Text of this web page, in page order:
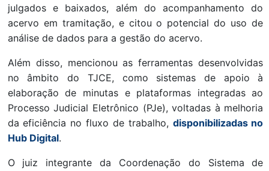
julgados e baixados, além do acompanhamento do
acervo em tramitação, e citou o potencial do uso de
análise de dados para a gestão do acervo.
Além disso, mencionou as ferramentas desenvolvidas
no âmbito do TJCE, como sistemas de apoio à
elaboração de minutas e plataformas integradas ao
Processo Judicial Eletrônico (PJe), voltadas à melhoria
da eficiência no fluxo de trabalho, disponibilizadas no
Hub Digital.
O juiz integrante da Coordenação do Sistema de